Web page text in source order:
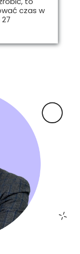
czas w